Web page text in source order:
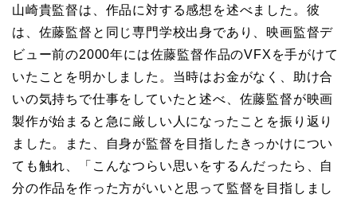
山崎貴監督は、作品に対する感想を述べました。彼
は、佐藤監督と同じ専門学校出身であり、映画監督デ
ビュー前の2000年には佐藤監督作品のVFXを手がけて
いたことを明かしました。当時はお金がなく、助け合
いの気持ちで仕事をしていたと述べ、佐藤監督が映画
製作が始まると急に厳しい人になったことを振り返り
ました。また、自身が監督を目指したきっかけについ
ても触れ、「こんなつらい思いをするんだったら、自
分の作品を作った方がいいと思って監督を目指しまし